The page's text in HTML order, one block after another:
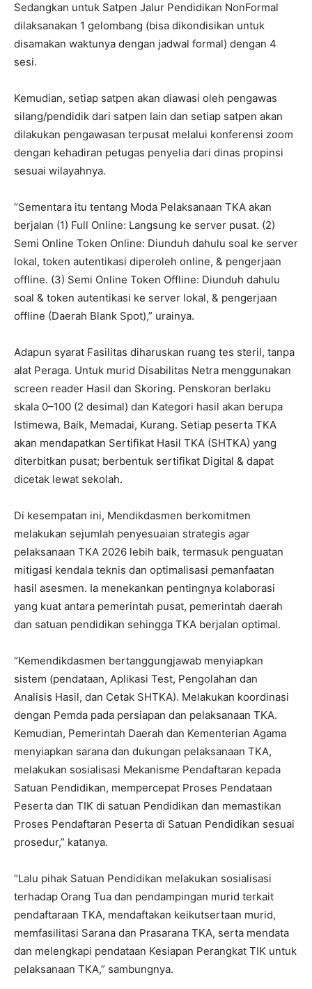
Sedangkan untuk Satpen Jalur Pendidikan NonFormal
dilaksanakan 1 gelombang (bisa dikondisikan untuk
disamakan waktunya dengan jadwal formal) dengan 4
sesi.
Kemudian, setiap satpen akan diawasi oleh pengawas
silang/pendidik dari satpen lain dan setiap satpen akan
dilakukan pengawasan terpusat melalui konferensi zoom
dengan kehadiran petugas penyelia dari dinas propinsi
sesuai wilayahnya.
“Sementara itu tentang Moda Pelaksanaan TKA akan
berjalan (1) Full Online: Langsung ke server pusat. (2)
Semi Online Token Online: Diunduh dahulu soal ke server
lokal, token autentikasi diperoleh online, & pengerjaan
offline. (3) Semi Online Token Offline: Diunduh dahulu
soal & token autentikasi ke server lokal, & pengerjaan
offline (Daerah Blank Spot),” urainya.
Adapun syarat Fasilitas diharuskan ruang tes steril, tanpa
alat Peraga. Untuk murid Disabilitas Netra menggunakan
screen reader Hasil dan Skoring. Penskoran berlaku
skala 0–100 (2 desimal) dan Kategori hasil akan berupa
Istimewa, Baik, Memadai, Kurang. Setiap peserta TKA
akan mendapatkan Sertifikat Hasil TKA (SHTKA) yang
diterbitkan pusat; berbentuk sertifikat Digital & dapat
dicetak lewat sekolah.
Di kesempatan ini, Mendikdasmen berkomitmen
melakukan sejumlah penyesuaian strategis agar
pelaksanaan TKA 2026 lebih baik, termasuk penguatan
mitigasi kendala teknis dan optimalisasi pemanfaatan
hasil asesmen. Ia menekankan pentingnya kolaborasi
yang kuat antara pemerintah pusat, pemerintah daerah
dan satuan pendidikan sehingga TKA berjalan optimal.
“Kemendikdasmen bertanggungjawab menyiapkan
sistem (pendataan, Aplikasi Test, Pengolahan dan
Analisis Hasil, dan Cetak SHTKA). Melakukan koordinasi
dengan Pemda pada persiapan dan pelaksanaan TKA.
Kemudian, Pemerintah Daerah dan Kementerian Agama
menyiapkan sarana dan dukungan pelaksanaan TKA,
melakukan sosialisasi Mekanisme Pendaftaran kepada
Satuan Pendidikan, mempercepat Proses Pendataan
Peserta dan TIK di satuan Pendidikan dan memastikan
Proses Pendaftaran Peserta di Satuan Pendidikan sesuai
prosedur,” katanya.
“Lalu pihak Satuan Pendidikan melakukan sosialisasi
terhadap Orang Tua dan pendampingan murid terkait
pendaftaraan TKA, mendaftakan keikutsertaan murid,
memfasilitasi Sarana dan Prasarana TKA, serta mendata
dan melengkapi pendataan Kesiapan Perangkat TIK untuk
pelaksanaan TKA,” sambungnya.